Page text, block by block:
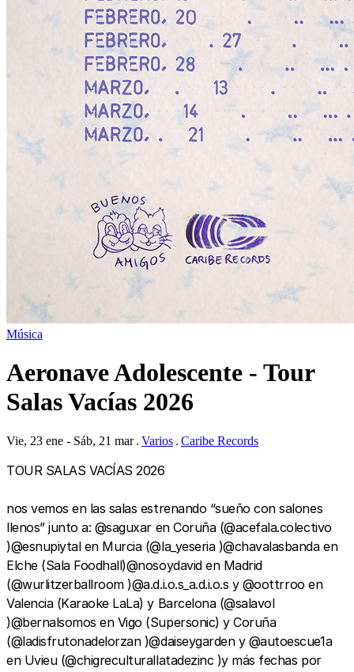
Música
Aeronave Adolescente - Tour
Salas Vacías 2026
Vie, 23 ene - Sáb, 21 mar Varios Caribe Records
TOUR SALAS VACÍAS 2026
nos vemos en las salas estrenando “sueño con salones
llenos” junto a: @saguxar en Coruña (@acefala.colectivo
)@esnupiytal en Murcia (@la_yeseria )@chavalasbanda en
Elche (Sala Foodhall)@nosoydavid en Madrid
(@wurlitzerballroom )@a.d.i.o.s_a.d.i.o.s y @oottrroo en
Valencia (Karaoke LaLa) y Barcelona (@salavol
)@bernalsomos en Vigo (Supersonic) y Coruña
(@ladisfrutonadelorzan )@daiseygarden y @autoescue1a
en Uvieu (@chigreculturallatadezinc )y más fechas por